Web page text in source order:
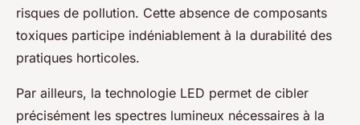
risques de pollution. Cette absence de composants
toxiques participe indéniablement à la durabilité des
pratiques horticoles.
Par ailleurs, la technologie LED permet de cibler
précisément les spectres lumineux nécessaires à la